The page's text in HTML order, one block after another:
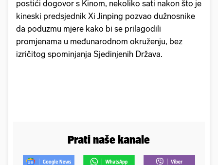
postići dogovor s Kinom, nekoliko sati nakon što je
kineski predsjednik Xi Jinping pozvao dužnosnike
da poduzmu mjere kako bi se prilagodili
promjenama u međunarodnom okruženju, bez
izričitog spominjanja Sjedinjenih Država.
Prati naše kanale